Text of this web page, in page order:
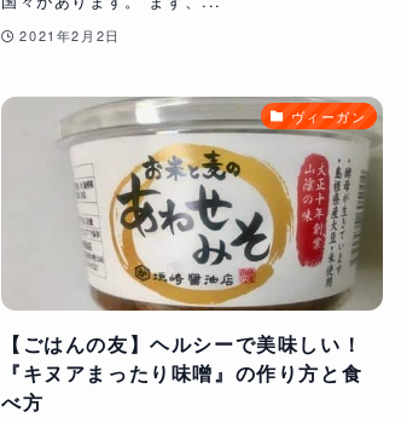
2021年2月2日
ヴィーガン
【ごはんの友】ヘルシーで美味しい！
『キヌアまったり味噌』の作り方と食
べ方